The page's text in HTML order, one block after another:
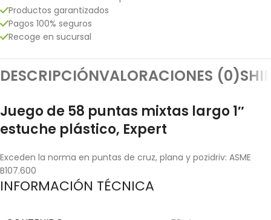
Productos garantizados
Pagos 100% seguros
Recoge en sucursal
DESCRIPCIÓNVALORACIONES (0)
Juego de 58 puntas mixtas largo 1″
estuche plástico, Expert
Exceden la norma en puntas de cruz, plana y pozidriv: ASME
B107.600
INFORMACIÓN TÉCNICA